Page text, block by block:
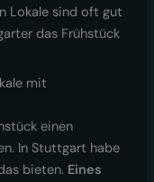
Lokale sind oft gut
das Frühstück
mit
einen
In Stuttgart habe
bieten. Eines